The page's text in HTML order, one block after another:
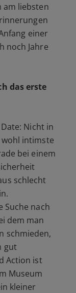
am liebsten
einer
noch Jahre
das erste
Nicht in
intimste
bei einem
schlecht
Suche nach
dem man
schmieden,
gut
Action ist
Museum
kleiner